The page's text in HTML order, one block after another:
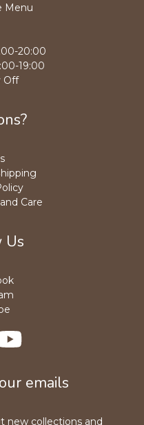
Menu
20:00
19:00
Off
Care
Us
emails
new collections and